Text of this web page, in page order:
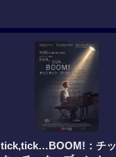
tick,tick…BOOM!：チッ